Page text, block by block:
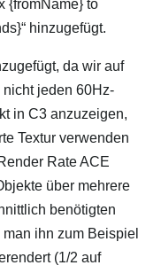
{fromName} to
hinzugefügt.
da wir auf
nicht jeden 60Hz-
in C3 anzuzeigen,
Textur verwenden
Rate ACE
über mehrere
benötigten
ihn zum Beispiel
(1/2 auf